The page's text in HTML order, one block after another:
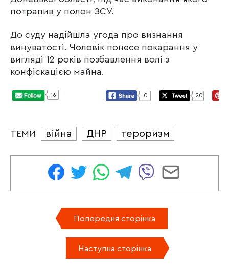
потрапив у полон ЗСУ.
До суду надійшла угода про визнання
винуватості. Чоловік понесе покарання у
вигляді 12 років позбавлення волі з
конфіскацією майна.
16 0 20
ТЕМИ війна ДНР тероризм
Попередня сторінка
Наступна сторінка